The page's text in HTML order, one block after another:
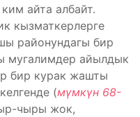
айта албайт.
кызматкерлерге
районундагы бир
мугалимдер айылдык
бир курак жашты
(мүмкүн 68-
чыры жок,